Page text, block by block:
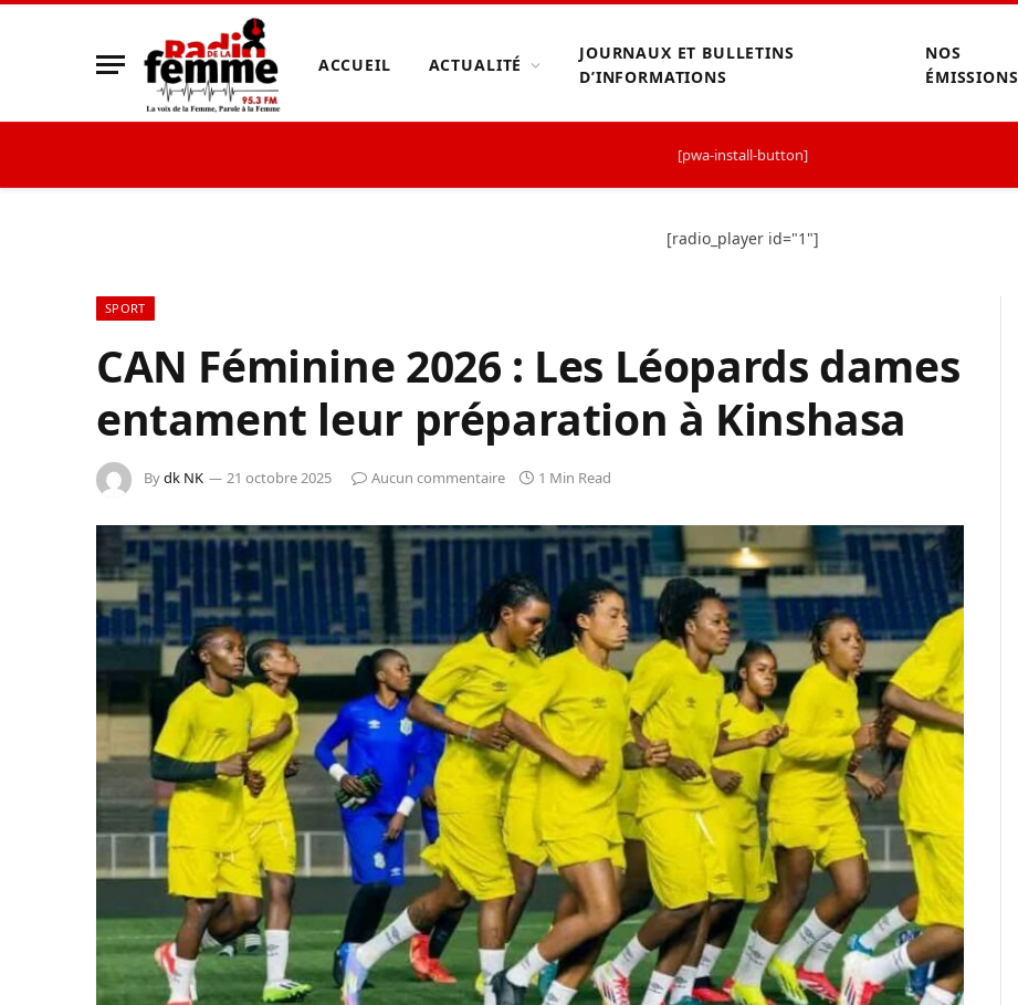
ACCUEIL ACTUALITÉ
JOURNAUX ET BULLETINS
D’INFORMATIONS
NOS
ÉMISSIONS
[pwa-install-button]
[radio_player id="1"]
SPORT
CAN Féminine 2026 : Les Léopards dames
entament leur préparation à Kinshasa
Bydk NK 21 octobre 2025 Aucun commentaire 1 Min Read